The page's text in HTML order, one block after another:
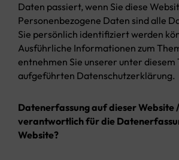
Daten passiert, wenn Sie diese
Personenbezogene Daten sind alle
Sie persönlich identifiziert werden
Ausführliche Informationen zum
entnehmen Sie unserer unter diesem
aufgeführten Datenschutzerklärung.
Datenerfassung auf dieser Website
verantwortlich für die
Website?